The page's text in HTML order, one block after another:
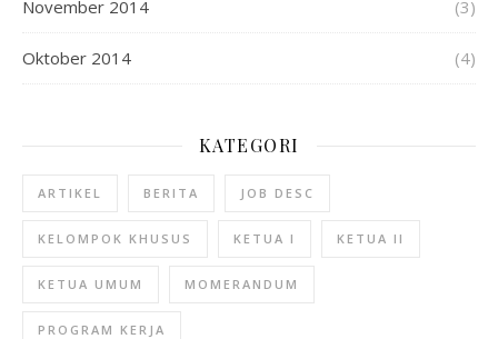
November 2014 (3)
Oktober 2014 (4)
KATEGORI
ARTIKEL BERITA JOB DESC
KELOMPOK KHUSUS KETUA I KETUA II
KETUA UMUM MOMERANDUM
PROGRAM KERJA